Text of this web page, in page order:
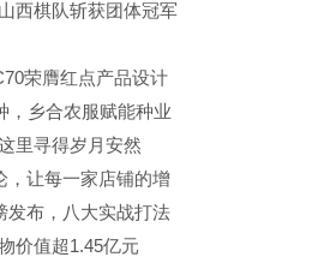
西棋队斩获团体冠军
荣膺红点产品设计
，乡合农服赋能种业
里寻得岁月安然
，让每一家店铺的增
发布，八大实战打法
价值超1.45亿元